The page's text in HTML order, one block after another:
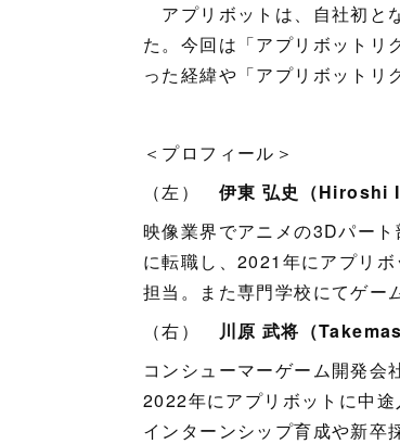
アプリボットは、自社初と
た。今回は「アプリボットリ
った経緯や「アプリボットリ
＜プロフィール＞
（左） 伊東 弘史（Hiroshi
映像業界でアニメの3Dパー
に転職し、2021年にアプリ
担当。また専門学校にてゲー
（右）
川原 武将（
コンシューマーゲーム開発会
2022年にアプリボットに中
インターンシップ育成や新卒